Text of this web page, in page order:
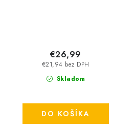
Skladom
€21,94 bez DPH
€26,99
DO KOŠÍKA